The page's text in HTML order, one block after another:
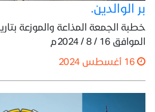
بر الوالدين.
الموافق 16 / 8 / 2024م